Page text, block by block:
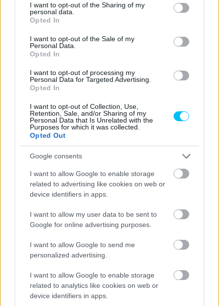
not limited to your visit or usage behaviour. You may click to
grant or deny consent to Google and its third-party tags to
use your data for below specified purposes in below Google
consent section.
I want to opt-out of the Sharing of my
personal data.
Opted In
I want to opt-out of the Sale of my
Personal Data.
Opted In
I want to opt-out of processing my
Personal Data for Targeted Advertising.
Opted In
I want to opt-out of Collection, Use,
Retention, Sale, and/or Sharing of my
Personal Data that Is Unrelated with the
Purposes for which it was collected.
Opted Out
Google consents
I want to allow Google to enable storage
related to advertising like cookies on web or
device identifiers in apps.
I want to allow my user data to be sent to
Google for online advertising purposes.
I want to allow Google to send me
personalized advertising.
I want to allow Google to enable storage
related to analytics like cookies on web or
device identifiers in apps.